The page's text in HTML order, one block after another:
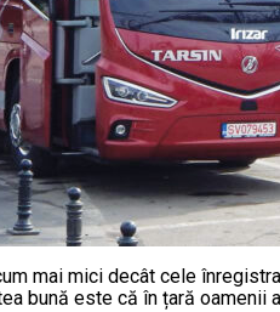
mai mici decât cele
bună este că în țară